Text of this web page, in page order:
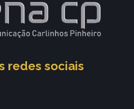
redes sociais